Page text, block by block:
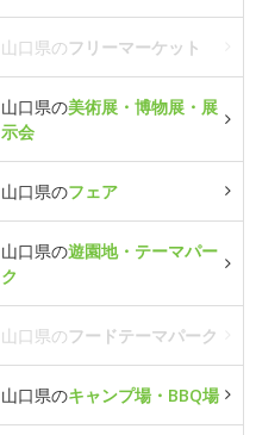
山口県のフリーマーケット
山口県の美術展・博物展・展
示会
山口県のフェア
山口県の遊園地・テーマパー
ク
山口県のフードテーマパーク
山口県のキャンプ場・BBQ場